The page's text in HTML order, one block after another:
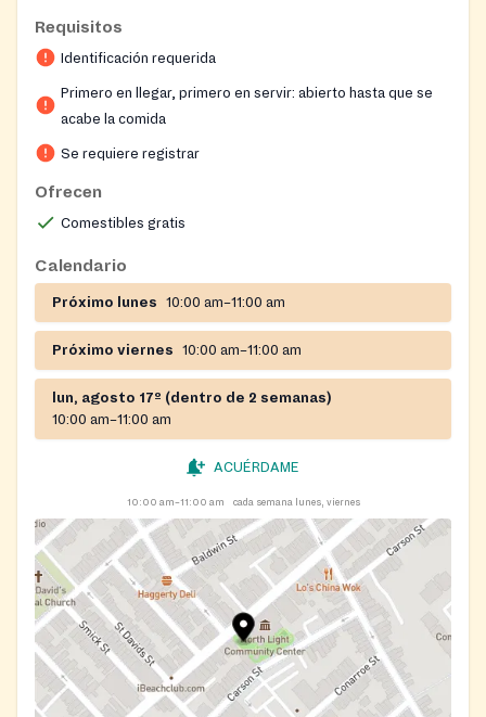
Requisitos
Identificación requerida
Primero en llegar, primero en servir: abierto hasta que se
acabe la comida
Se requiere registrar
Ofrecen
Comestibles gratis
Calendario
Próximo lunes 10:00 am–11:00 am
Próximo viernes 10:00 am–11:00 am
lun, agosto 17º (dentro de 2 semanas)
10:00 am–11:00 am
ACUÉRDAME
10:00 am–11:00 am cada semana lunes, viernes